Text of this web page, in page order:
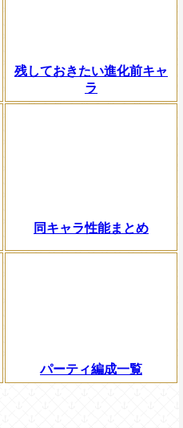
残しておきたい進化前キャ
ラ
同キャラ性能まとめ
パーティ編成一覧